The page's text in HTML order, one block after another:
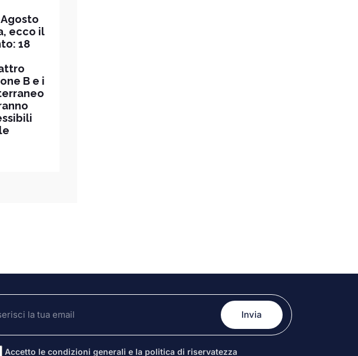
Agosto
ecco il
18
B e i
Accetto le condizioni generali e la politica di riservatezza